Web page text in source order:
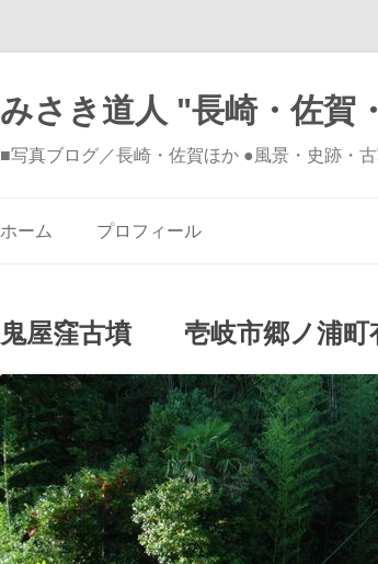
みさき道人 "長崎・佐賀
■写真ブログ／長崎・佐賀ほか ●風景・史跡・
ホーム プロフィール
鬼屋窪古墳 壱岐市郷ノ浦町